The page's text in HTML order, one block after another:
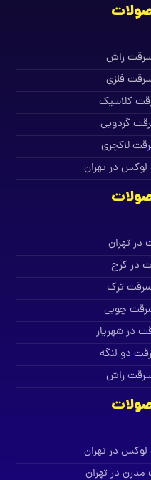
راش
فلزی
کلاسیک
گردویی
لاکچری
در تهران
تهران
در کرج
ترک
چوبی
در شهریار
دو لنگه
راش
در تهران
در تهران